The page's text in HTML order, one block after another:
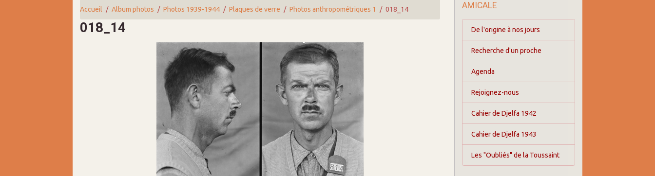
Accueil Album photos Photos 1939-1944 Plaques de verre Photos anthropométriques 1 018_14
018_14
AMICALE
De l'origine à nos jours
Recherche d'un proche
Agenda
Rejoignez-nous
Cahier de Djelfa 1942
Cahier de Djelfa 1943
Les "Oubliés" de la Toussaint